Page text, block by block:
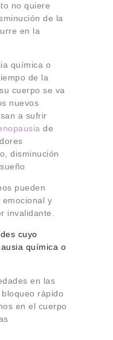
no quiere
de la
en la
química o
de la
cuerpo se va
nuevos
a sufrir
de
disminución
pueden
y
invalidante.
cuyo
química o
en las
rápido
en el cuerpo